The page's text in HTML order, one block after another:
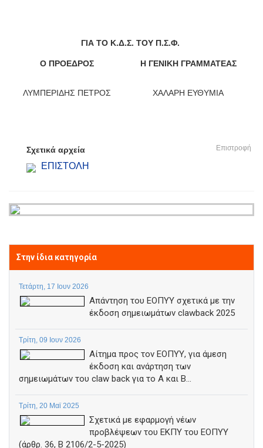
ΓΙΑ ΤΟ Κ.Δ.Σ. ΤΟΥ Π.Σ.Φ.
Ο ΠΡΟΕΔΡΟΣ Η ΓΕΝΙΚΗ ΓΡΑΜΜΑΤΕΑΣ
ΛΥΜΠΕΡΙΔΗΣ ΠΕΤΡΟΣ ΧΑΛΑΡΗ ΕΥΘΥΜΙΑ
Επιστροφή
Σχετικά αρχεία
ΕΠΙΣΤΟΛΗ
Στην ίδια κατηγορία
Τετάρτη, 17 Ιουν 2026
Απάντηση του ΕΟΠΥΥ σχετικά με την
έκδοση σημειωμάτων clawback 2025
Τρίτη, 09 Ιουν 2026
Αίτημα προς τον ΕΟΠΥΥ, για άμεση
έκδοση και ανάρτηση των
σημειωμάτων του claw back για το Α και Β...
Τρίτη, 20 Μαϊ 2025
Σχετικά με εφαρμογή νέων
προβλέψεων του ΕΚΠΥ του ΕΟΠΥΥ
(άρθρ. 36, Β 2106/2-5-2025)